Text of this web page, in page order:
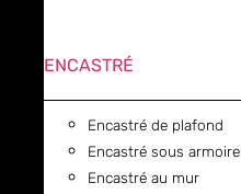
ENCASTRÉ
Encastré de plafond
Encastré sous armoire
Encastré au mur